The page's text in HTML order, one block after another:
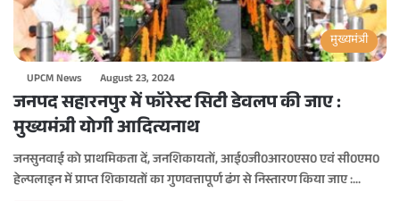
मुख्यमंत्री
UPCM News August 23, 2024
जनपद सहारनपुर में फॉरेस्ट सिटी डेवलप की जाए :
मुख्यमंत्री योगी आदित्यनाथ
जनसुनवाई को प्राथमिकता दें, जनशिकायतों, आई0जी0आर0एस0 एवं सी0एम0
हेल्पलाइन में प्राप्त शिकायतों का गुणवत्तापूर्ण ढंग से निस्तारण किया जाए :…